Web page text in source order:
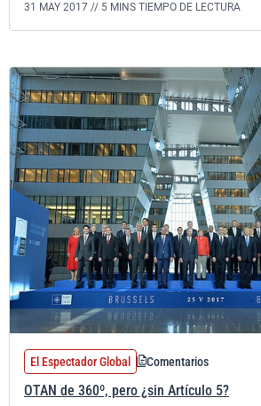
31 MAY 2017 // 5 MINS TIEMPO DE LECTURA
El Espectador Global Comentarios
OTAN de 360º, pero ¿sin Artículo 5?